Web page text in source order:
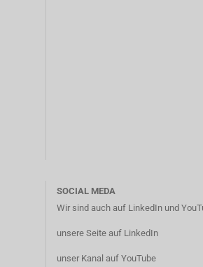
SOCIAL MEDA
Wir sind auch auf LinkedIn und
unsere Seite auf LinkedIn
unser Kanal auf YouTube